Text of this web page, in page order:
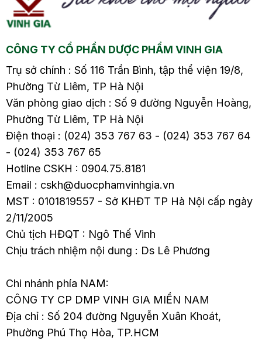
bụng, gây ảnh hưởng
đến cuộc sống hàng
người bệnh. Vậy đâu là
nguyên nhân gây ra
viêm đại tràng sôi
bụng? Cách xử lý như
thế nào? Hãy cùng tìm
hiểu chi tiết trong bài
viết sau.
CÔNG TY CỔ PHẦN DƯỢC PHẨM VINH GIA
Trụ sở chính : Số 116 Trần Bình, tập thể viện 19/8,
Phường Từ Liêm, TP Hà Nội
Văn phòng giao dịch : Số 9 đường Nguyễn Hoàng,
Phường Từ Liêm, TP Hà Nội
Điện thoại : (024) 353 767 63 - (024) 353 767 64
- (024) 353 767 65
Hotline CSKH : 0904.75.8181
Email : cskh@duocphamvinhgia.vn
MST : 0101819557 - Sở KHĐT TP Hà Nội cấp ngày
2/11/2005
Chủ tịch HĐQT : Ngô Thế Vinh
Chịu trách nhiệm nội dung : Ds Lê Phương
Chi nhánh phía NAM:
CÔNG TY CP DMP VINH GIA MIỀN NAM
Địa chỉ : Số 204 đường Nguyễn Xuân Khoát,
Phường Phú Thọ Hòa, TP.HCM